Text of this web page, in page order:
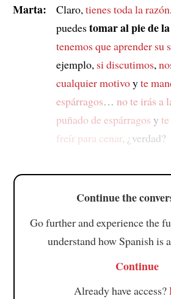
Marta: Claro, tienes toda la razón
puedestomar al pie de
tenemos que aprender su
ejemplo, si discutimos,
cualquier motivoyte
espárragos… no te irás a
puñado de espárragos y
freír para cenar, ¿verdad?
Continue the
Go further and experience the
understand how Spanish is
Continue
Already have access?